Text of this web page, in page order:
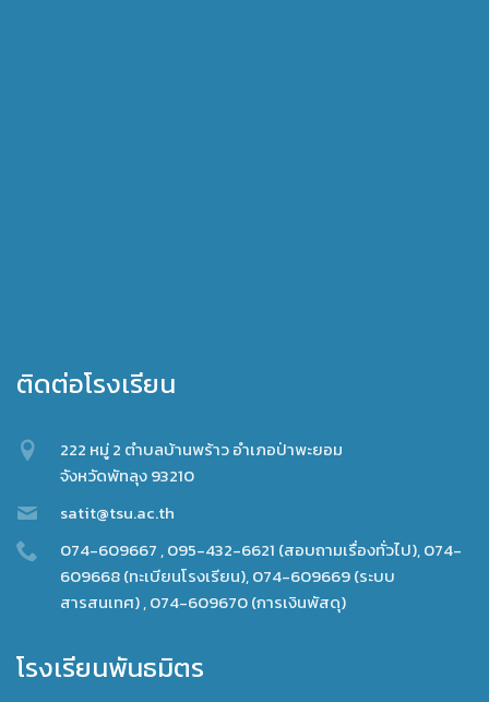
ติดต่อโรงเรียน
222 หมู่ 2 ตำบลบ้านพร้าว อำเภอป่าพะยอม
จังหวัดพัทลุง 93210
satit@tsu.ac.th
074-609667 , 095-432-6621 (สอบถามเรื่องทั่วไป), 074-
609668 (ทะเบียนโรงเรียน), 074-609669 (ระบบ
สารสนเทศ) , 074-609670 (การเงินพัสดุ)
โรงเรียนพันธมิตร